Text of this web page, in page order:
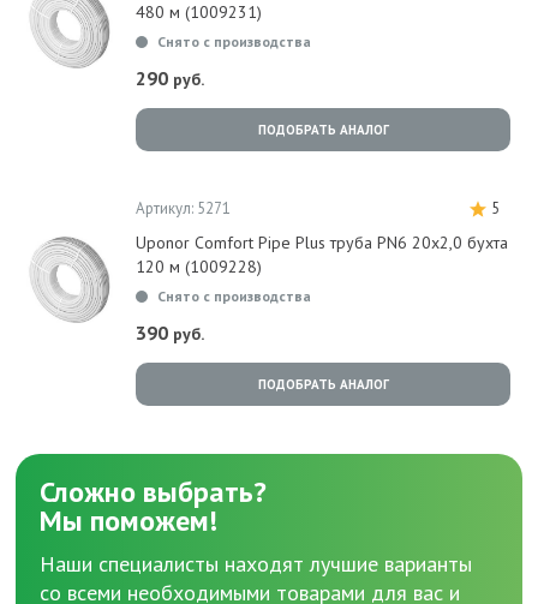
480 м (1009231)
Снято с производства
290 руб.
ПОДОБРАТЬ АНАЛОГ
Артикул: 5271 5
Uponor Comfort Pipe Plus труба PN6 20x2,0 бухта
120 м (1009228)
Снято с производства
390 руб.
ПОДОБРАТЬ АНАЛОГ
Сложно выбрать?
Мы поможем!
Наши специалисты находят лучшие варианты
со всеми необходимыми товарами для вас и